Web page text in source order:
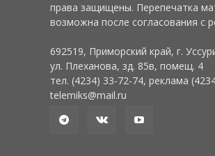
права защищены. Перепечатка
возможна после согласования с
692519, Приморский край, г.
ул. Плеханова, зд. 85в, помещ. 4
тел. (4234) 33-72-74, реклама
telemiks@mail.ru